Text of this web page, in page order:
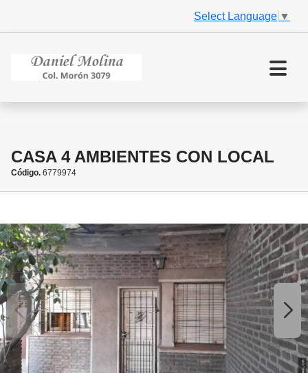
Select Language ▼
CASA 4 AMBIENTES CON LOCAL
Código. 6779974